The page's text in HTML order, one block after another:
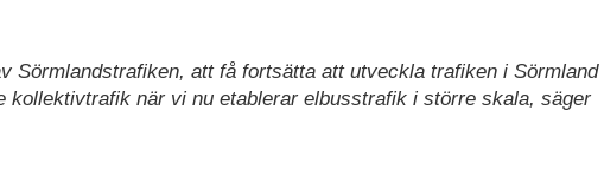
Sörmlandstrafiken, att få fortsätta att utveckla trafiken i Sörmland
kollektivtrafik när vi nu etablerar elbusstrafik i större skala, säger